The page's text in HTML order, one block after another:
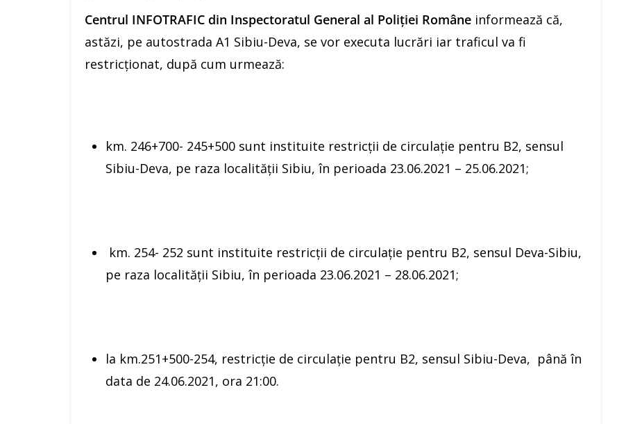
Centrul INFOTRAFIC din Inspectoratul General al Poliției Române informează că,
astăzi, pe autostrada A1 Sibiu-Deva, se vor executa lucrări iar traficul va fi
restricționat, după cum urmează:
km. 246+700- 245+500 sunt instituite restricții de circulație pentru B2, sensul
Sibiu-Deva, pe raza localității Sibiu, în perioada 23.06.2021 – 25.06.2021;
km. 254- 252 sunt instituite restricții de circulație pentru B2, sensul Deva-Sibiu,
pe raza localității Sibiu, în perioada 23.06.2021 – 28.06.2021;
la km.251+500-254, restricție de circulație pentru B2, sensul Sibiu-Deva, până în
data de 24.06.2021, ora 21:00.